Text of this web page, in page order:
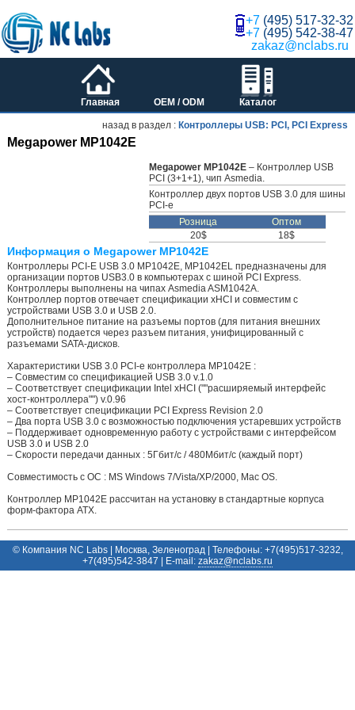
+7 (495) 517-32-32
+7 (495) 542-38-47
zakaz@nclabs.ru
Главная OEM / ODM Каталог
назад в раздел : Контроллеры USB: PCI, PCI Express
Megapower MP1042E
Megapower MP1042E– Контроллер USB
PCI (3+1+1), чип Asmedia.
Контроллер двух портов USB 3.0 для шины
PCI-e
Розница
Оптом
20$
18$
Информация о Megapower MP1042E
Контроллеры PCI-E USB 3.0 MP1042E, MP1042EL предназначены для
организации портов USB3.0 в компьютерах с шиной PCI Express.
Контроллеры выполнены на чипах Asmedia ASM1042A.
Контроллер портов отвечает спецификации xHCI и совместим с
устройствами USB 3.0 и USB 2.0.
Дополнительное питание на разъемы портов (для питания внешних
устройств) подается через разъем питания, унифицированный с
разъемами SATA-дисков.
Характеристики USB 3.0 PCI-e контроллера MP1042E :
– Cовместим со спецификацией USB 3.0 v.1.0
– Cоответствует спецификации Intel xHCI (""расширяемый интерфейс
хост-контроллера"") v.0.96
– Соответствует спецификации PCI Express Revision 2.0
– Два порта USB 3.0 с возможностью подключения устаревших устройств
– Поддерживает одновременную работу с устройствами с интерфейсом
USB 3.0 и USB 2.0
– Скорости передачи данных : 5Гбит/с / 480Мбит/с (каждый порт)
Cовместимость с ОС : MS Windows 7/Vista/XP/2000, Mac OS.
Контроллер MP1042E рассчитан на установку в стандартные корпуса
форм-фактора ATX.
© Компания NC Labs | Москва, Зеленоград | Телефоны: +7(495)517-3232,
+7(495)542-3847 | E-mail: ur.sbalcn@zakaz